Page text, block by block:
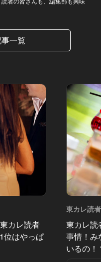
一覧
カレ読者
位はやっぱ
東カレ読
東カレ読
事情！み
いるの！